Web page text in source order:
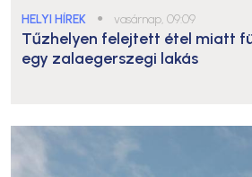
HELYI HÍREK ● vasárnap, 09:09
Tűzhelyen felejtett étel miatt
egy zalaegerszegi lakás